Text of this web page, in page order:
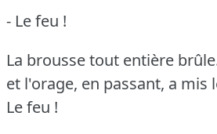
- Le feu !
La brousse tout entière
et l'orage, en passant, a mis
Le feu !